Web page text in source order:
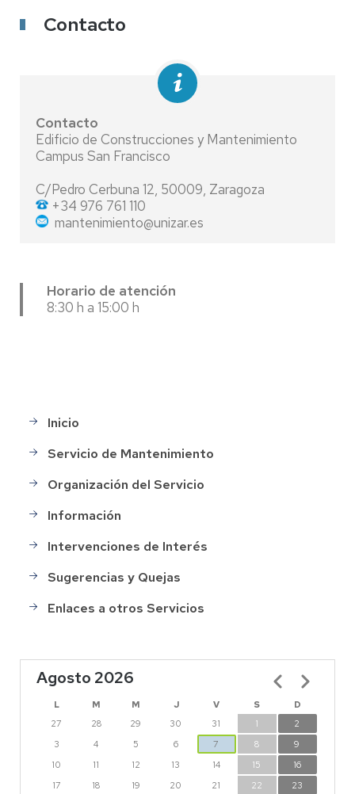
Contacto
Contacto
Edificio de Construcciones y Mantenimiento
Campus San Francisco
C/Pedro Cerbuna 12, 50009, Zaragoza
+34 976 761 110
mantenimiento@unizar.es
Horario de atención
8:30 h a 15:00 h
Main
Inicio
Servicio de Mantenimiento
Organización del Servicio
Información
Intervenciones de Interés
Sugerencias y Quejas
Enlaces a otros Servicios
Agosto 2026
L M M J V S
D
27
28 29 30 31 1
2
3
4 5 6 7 8
9
10
11 12 13 14 15
16
17
18 19 20 21 22 23
Paginación